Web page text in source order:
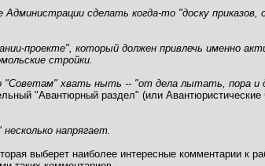
сделать когда-то "доску приказов,
проекте", который должен привлечь именно
стройки.
"Советам" хвать ныть -- "от дела лытать, пора и
"Авантюрный раздел" (или Авантюристические
напрягает.
выберет наиболее интересные комментарии к